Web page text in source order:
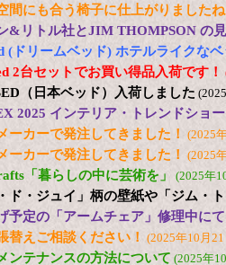
間にも合う椅子に仕上がりましたね
&リトル社とJIM THOMPSON の
(ドリームベッド) ホテルライクな
2台セットでお買い得品入荷です！
（日本ベッド）入荷しました
2025 インテリア・トレンドショー
カーで発注してきました！ (2025
カーで発注してきました！ (2025
「暮らしの中に芸術を」 (2025年
ド・ジュイ」柄の壁紙や「ジム・
予定の「アームチェア」修理中にて
替えご相談ください！ (2025年10月
ンテナンスの方法について (2025年